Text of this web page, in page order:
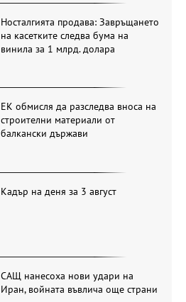
Носталгията продава: Завръщането
на касетките следва бума на
винила за 1 млрд. долара
ЕК обмисля да разследва вноса на
строителни материали от
балкански държави
Кадър на деня за 3 август
САЩ нанесоха нови удари на
Иран, войната въвлича още страни